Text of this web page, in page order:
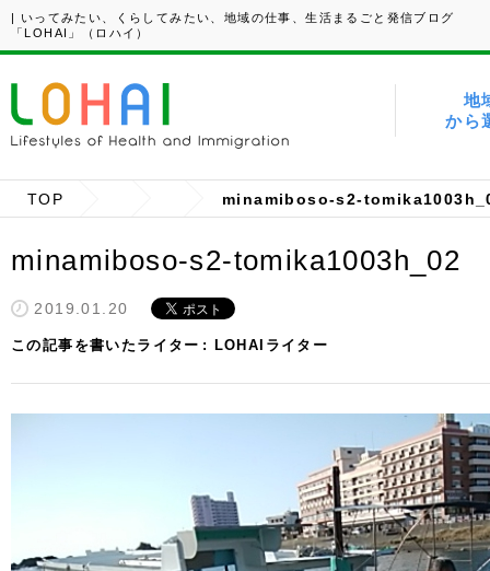
| いってみたい、くらしてみたい、地域の仕事、生活まるごと発信ブログ
「LOHAI」（ロハイ）
地
から
TOP minamiboso-s2-
minamiboso-s2-tomika1003h_02
2019.01.20
この記事を書いたライター LOHAIライター